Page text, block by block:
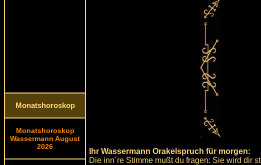
Monatshoroskop
Monatshoroskop
Wassermann August
2026
Ihr Wassermann Orakelspruch für morgen:
Die inn´re Stimme mußt du fragen: Sie wird dir